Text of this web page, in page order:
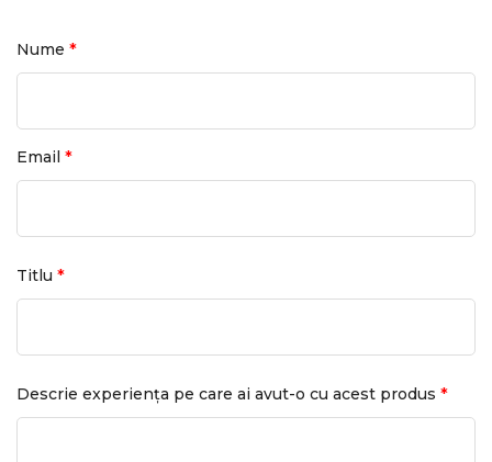
Nume *
Email *
Titlu *
Descrie experiența pe care ai avut-o cu acest produs *